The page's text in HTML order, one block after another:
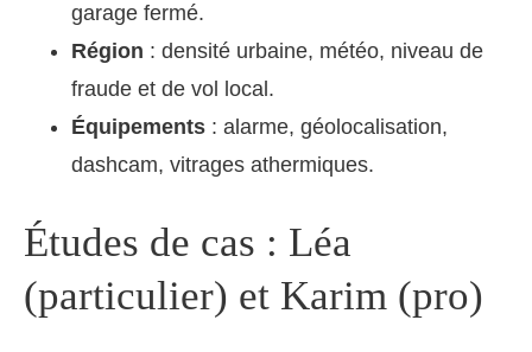
garage fermé.
Région : densité urbaine, météo, niveau de
fraude et de vol local.
Équipements : alarme, géolocalisation,
dashcam, vitrages athermiques.
Études de cas : Léa
(particulier) et Karim (pro)